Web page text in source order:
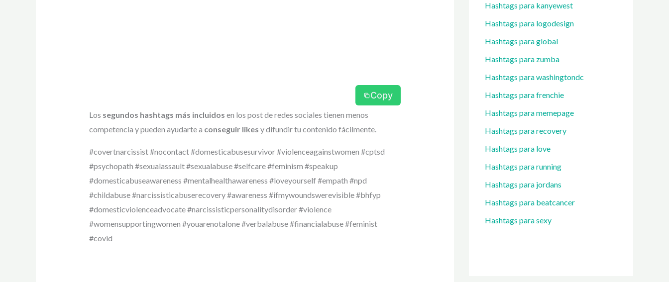
Copy
Los segundos hashtags más incluidos en los post de redes sociales tienen menos
competencia y pueden ayudarte a conseguir likes y difundir tu contenido fácilmente.
#covertnarcissist #nocontact #domesticabusesurvivor #violenceagainstwomen #cptsd
#psychopath #sexualassault #sexualabuse #selfcare #feminism #speakup
#domesticabuseawareness #mentalhealthawareness #loveyourself #empath #npd
#childabuse #narcissisticabuserecovery #awareness #ifmywoundswerevisible #bhfyp
#domesticviolenceadvocate #narcissisticpersonalitydisorder #violence
#womensupportingwomen #youarenotalone #verbalabuse #financialabuse #feminist
#covid
Hashtags para kanyewest
Hashtags para logodesign
Hashtags para global
Hashtags para zumba
Hashtags para washingtondc
Hashtags para frenchie
Hashtags para memepage
Hashtags para recovery
Hashtags para love
Hashtags para running
Hashtags para jordans
Hashtags para beatcancer
Hashtags para sexy